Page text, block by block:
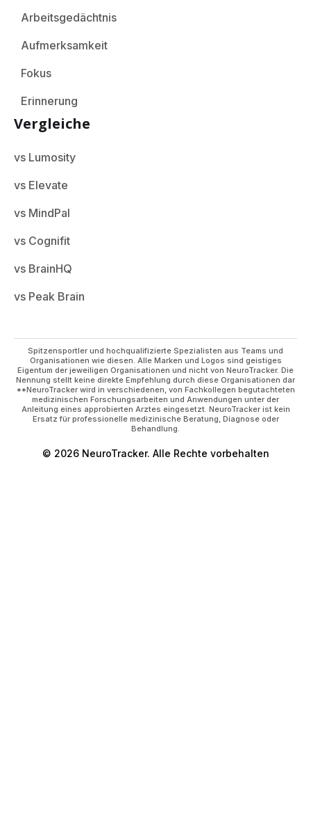
Arbeitsgedächtnis
Aufmerksamkeit
Fokus
Erinnerung
Vergleiche
vs Lumosity
vs Elevate
vs MindPal
vs Cognifit
vs BrainHQ
vs Peak Brain
Spitzensportler und hochqualifizierte Spezialisten aus Teams und
Organisationen wie diesen. Alle Marken und Logos sind geistiges
Eigentum der jeweiligen Organisationen und nicht von NeuroTracker. Die
Nennung stellt keine direkte Empfehlung durch diese Organisationen dar
**NeuroTracker wird in verschiedenen, von Fachkollegen begutachteten
medizinischen Forschungsarbeiten und Anwendungen unter der
Anleitung eines approbierten Arztes eingesetzt. NeuroTracker ist kein
Ersatz für professionelle medizinische Beratung, Diagnose oder
Behandlung.
© 2026 NeuroTracker. Alle Rechte vorbehalten